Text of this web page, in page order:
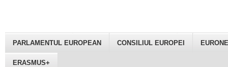
PARLAMENTUL EUROPEAN CONSILIUL EUROPEI
ERASMUS+